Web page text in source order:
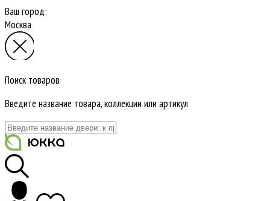
Ваш город:
Москва
Поиск товаров
Введите название товара, коллекции или артикул